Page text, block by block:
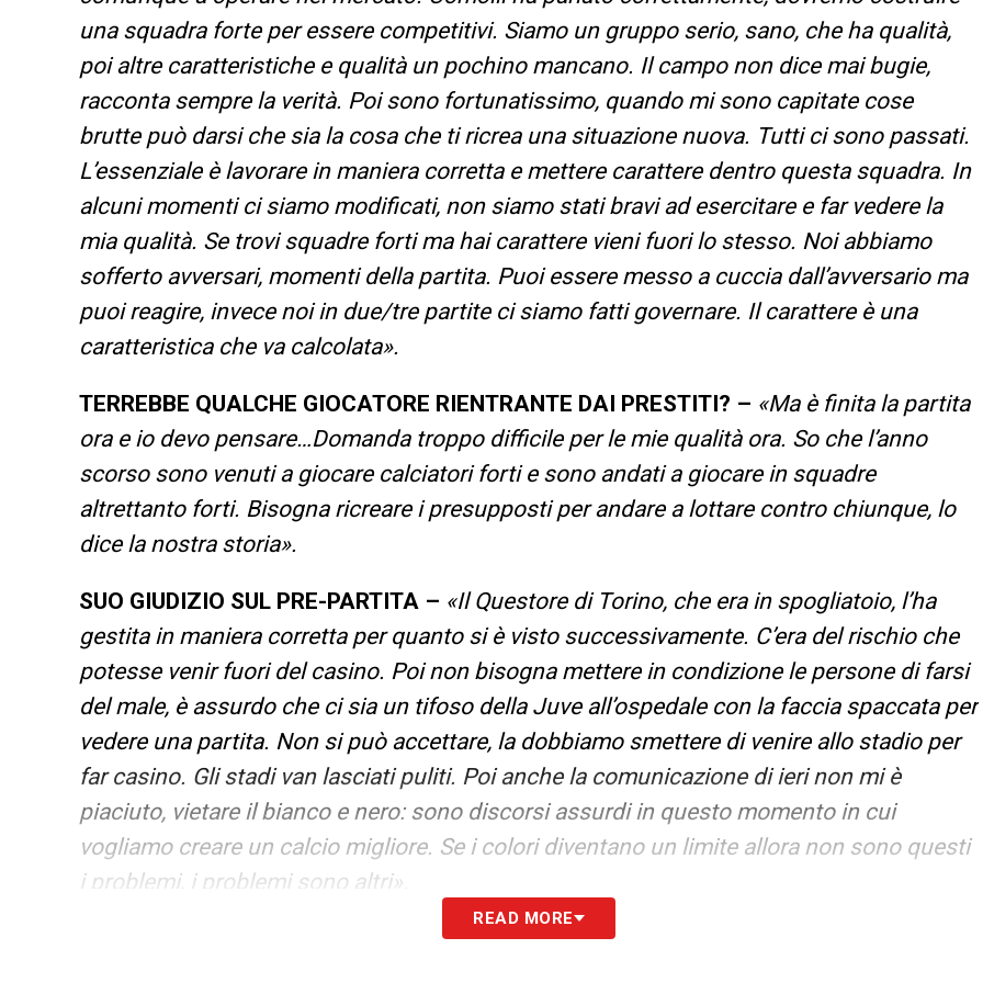
una squadra forte per essere competitivi. Siamo un gruppo serio, sano, che ha qualità,
poi altre caratteristiche e qualità un pochino mancano. Il campo non dice mai bugie,
racconta sempre la verità. Poi sono fortunatissimo, quando mi sono capitate cose
brutte può darsi che sia la cosa che ti ricrea una situazione nuova. Tutti ci sono passati.
L’essenziale è lavorare in maniera corretta e mettere carattere dentro questa squadra. In
alcuni momenti ci siamo modificati, non siamo stati bravi ad esercitare e far vedere la
mia qualità. Se trovi squadre forti ma hai carattere vieni fuori lo stesso. Noi abbiamo
sofferto avversari, momenti della partita. Puoi essere messo a cuccia dall’avversario ma
puoi reagire, invece noi in due/tre partite ci siamo fatti governare. Il carattere è una
caratteristica che va calcolata».
TERREBBE QUALCHE GIOCATORE RIENTRANTE DAI PRESTITI? – «Ma è finita la partita
ora e io devo pensare…Domanda troppo difficile per le mie qualità ora. So che l’anno
scorso sono venuti a giocare calciatori forti e sono andati a giocare in squadre
altrettanto forti. Bisogna ricreare i presupposti per andare a lottare contro chiunque, lo
dice la nostra storia».
SUO GIUDIZIO SUL PRE-PARTITA – «Il Questore di Torino, che era in spogliatoio, l’ha
gestita in maniera corretta per quanto si è visto successivamente. C’era del rischio che
potesse venir fuori del casino. Poi non bisogna mettere in condizione le persone di farsi
del male, è assurdo che ci sia un tifoso della Juve all’ospedale con la faccia spaccata per
vedere una partita. Non si può accettare, la dobbiamo smettere di venire allo stadio per
far casino. Gli stadi van lasciati puliti. Poi anche la comunicazione di ieri non mi è
piaciuto, vietare il bianco e nero: sono discorsi assurdi in questo momento in cui
vogliamo creare un calcio migliore. Se i colori diventano un limite allora non sono questi
i problemi, i problemi sono altri».
COME SI COMPRA IL CARATTERE SUL MERCATO –
READ MORE